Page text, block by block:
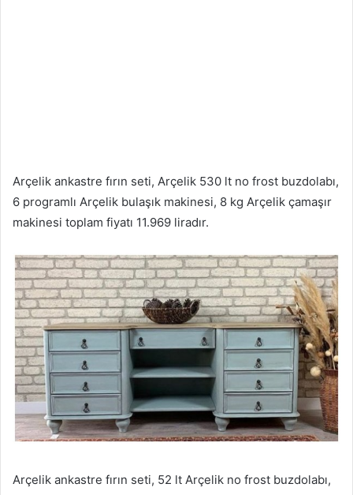
Arçelik ankastre fırın seti, Arçelik 530 lt no frost buzdolabı,
6 programlı Arçelik bulaşık makinesi, 8 kg Arçelik çamaşır
makinesi toplam fiyatı 11.969 liradır.
Arçelik ankastre fırın seti, 52 lt Arçelik no frost buzdolabı,